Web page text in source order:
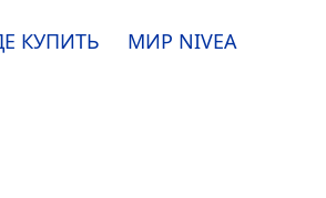
с
КУПИТЬ МИР NIVEA